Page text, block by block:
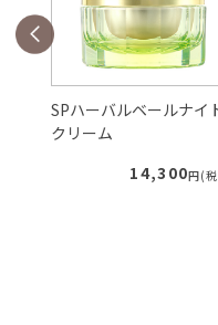
SPハーバルベールナイ
クリーム
14,300円(